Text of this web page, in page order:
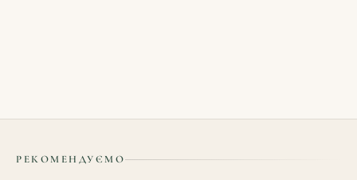
РЕКОМЕНДУЄМО